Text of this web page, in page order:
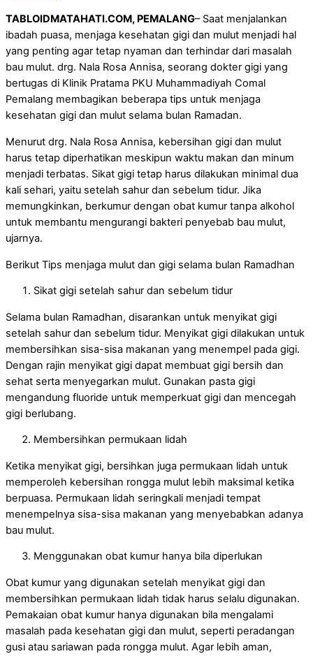
TABLOIDMATAHATI.COM, PEMALANG– Saat menjalankan
ibadah puasa, menjaga kesehatan gigi dan mulut menjadi hal
yang penting agar tetap nyaman dan terhindar dari masalah
bau mulut. drg. Nala Rosa Annisa, seorang dokter gigi yang
bertugas di Klinik Pratama PKU Muhammadiyah Comal
Pemalang membagikan beberapa tips untuk menjaga
kesehatan gigi dan mulut selama bulan Ramadan.
Menurut drg. Nala Rosa Annisa, kebersihan gigi dan mulut
harus tetap diperhatikan meskipun waktu makan dan minum
menjadi terbatas. Sikat gigi tetap harus dilakukan minimal dua
kali sehari, yaitu setelah sahur dan sebelum tidur. Jika
memungkinkan, berkumur dengan obat kumur tanpa alkohol
untuk membantu mengurangi bakteri penyebab bau mulut,
ujarnya.
Berikut Tips menjaga mulut dan gigi selama bulan Ramadhan
Sikat gigi setelah sahur dan sebelum tidur
Selama bulan Ramadhan, disarankan untuk menyikat gigi
setelah sahur dan sebelum tidur. Menyikat gigi dilakukan untuk
membersihkan sisa-sisa makanan yang menempel pada gigi.
Dengan rajin menyikat gigi dapat membuat gigi bersih dan
sehat serta menyegarkan mulut. Gunakan pasta gigi
mengandung fluoride untuk memperkuat gigi dan mencegah
gigi berlubang.
Membersihkan permukaan lidah
Ketika menyikat gigi, bersihkan juga permukaan lidah untuk
memperoleh kebersihan rongga mulut lebih maksimal ketika
berpuasa. Permukaan lidah seringkali menjadi tempat
menempelnya sisa-sisa makanan yang menyebabkan adanya
bau mulut.
Menggunakan obat kumur hanya bila diperlukan
Obat kumur yang digunakan setelah menyikat gigi dan
membersihkan permukaan lidah tidak harus selalu digunakan.
Pemakaian obat kumur hanya digunakan bila mengalami
masalah pada kesehatan gigi dan mulut, seperti peradangan
gusi atau sariawan pada rongga mulut. Agar lebih aman,